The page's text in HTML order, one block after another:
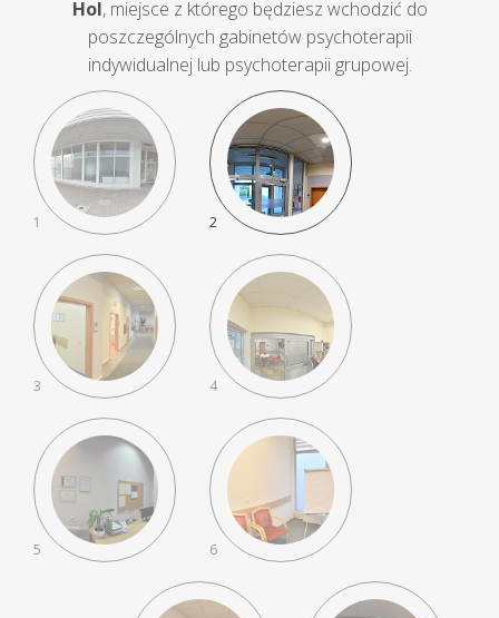
do
przeczytania
Hol, miejsce z którego będziesz wchodzić do
poszczególnych gabinetów psychoterapii
indywidualnej lub psychoterapii grupowej.
1 2
3 4
5 6